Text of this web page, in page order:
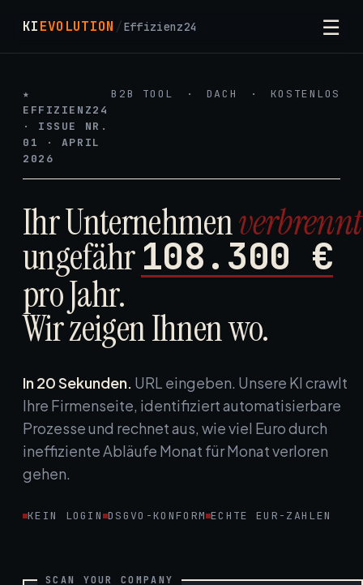
KIEVOLUTION /Effizienz24 ☰
★
EFFIZIENZ24
· ISSUE NR.
01 · APRIL
2026
B2B TOOL · DACH · KOSTENLOS
Ihr Unternehmenverbrennt
ungefähr108.300 €
pro Jahr.
Wir zeigen Ihnen wo.
In 20 Sekunden. URL eingeben. Unsere KI crawlt
Ihre Firmenseite, identifiziert automatisierbare
Prozesse und rechnet aus, wie viel Euro durch
ineffiziente Abläufe Monat für Monat verloren
gehen.
KEIN LOGIN DSGVO-KONFORM ECHTE EUR-ZAHLEN